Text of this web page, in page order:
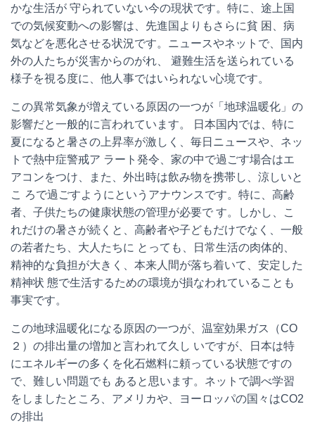
かな生活が 守られていない今の現状です。特に、途上国
での気候変動への影響は、先進国よりもさらに貧 困、病
気などを悪化させる状況です。ニュースやネットで、国内
外の人たちが災害からのがれ、 避難生活を送られている
様子を視る度に、他人事ではいられない心境です。
この異常気象が増えている原因の一つが「地球温暖化」の
影響だと一般的に言われています。 日本国内では、特に
夏になると暑さの上昇率が激しく、毎日ニュースや、ネッ
トで熱中症警戒ア ラート発令、家の中で過ごす場合はエ
アコンをつけ、また、外出時は飲み物を携帯し、涼しいと
こ ろで過ごすようにというアナウンスです。特に、高齢
者、子供たちの健康状態の管理が必要で す。しかし、こ
れだけの暑さが続くと、高齢者や子どもだけでなく、一般
の若者たち、大人たちに とっても、日常生活の肉体的、
精神的な負担が大きく、本来人間が落ち着いて、安定した
精神状 態で生活するための環境が損なわれていることも
事実です。
この地球温暖化になる原因の一つが、温室効果ガス（CO
２）の排出量の増加と言われて久し いですが、日本は特
にエネルギーの多くを化石燃料に頼っている状態ですの
で、難しい問題でも あると思います。ネットで調べ学習
をしましたところ、アメリカや、ヨーロッパの国々はCO2
の排出